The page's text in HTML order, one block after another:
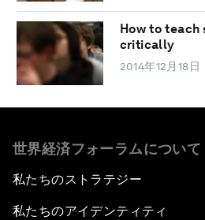
How to
critically
2014年12月18日
世界経済フォーラムについて
私たちのストラテジー
私たちのアイデンティティ